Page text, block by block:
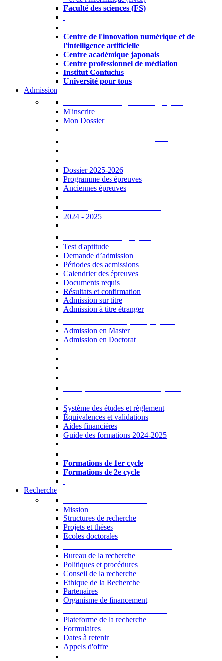
Faculté des sciences (FS)
Centre de l'innovation numérique et de
l'intelligence artificielle
Centre académique japonais
Centre professionnel de médiation
Institut Confucius
Université pour tous
Admission
M'inscrire
Mon Dossier
Dossier 2025-2026
Programme des épreuves
Anciennes épreuves
2024 - 2025
Test d'aptitude
Demande d’admission
Périodes des admissions
Calendrier des épreuves
Documents requis
Résultats et confirmation
Admission sur titre
Admission à titre étranger
Admission en Master
Admission en Doctorat
Système des études et règlement
Équivalences et validations
Aides financières
Guide des formations 2024-2025
Formations de 1er cycle
Formations de 2e cycle
Recherche
Mission
Structures de recherche
Projets et thèses
Ecoles doctorales
Bureau de la recherche
Politiques et procédures
Conseil de la recherche
Ethique de la Recherche
Partenaires
Organisme de financement
Plateforme de la recherche
Formulaires
Dates à retenir
Appels d'offre